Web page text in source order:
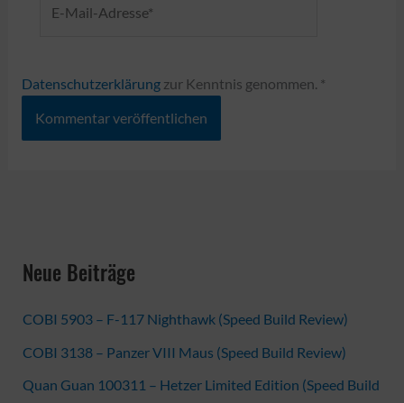
Mail-
Datenschutzerklärungzur Kenntnis genommen. *
Neue Beiträge
COBI 5903 – F-117 Nighthawk (Speed Build Review)
COBI 3138 – Panzer VIII Maus (Speed Build Review)
Quan Guan 100311 – Hetzer Limited Edition (Speed Build